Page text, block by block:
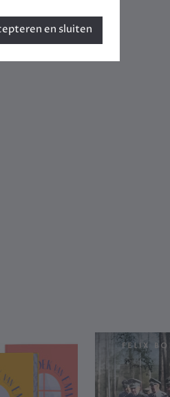
en sluiten